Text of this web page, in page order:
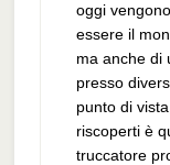
oggi
essere il
ma anche di
presso
punto di
riscoperti è
truccatore